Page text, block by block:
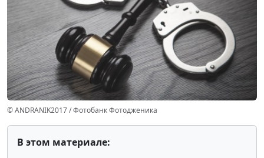
© ANDRANIK2017 / Фотобанк Фотодженика
В этом материале: